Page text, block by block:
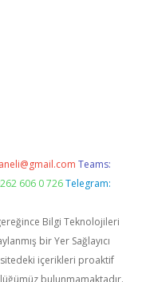
Teams:
606 0 726 Telegram:
Bilgi Teknolojileri
bir Yer Sağlayıcı
içerikleri proaktif
bulunmamaktadır.